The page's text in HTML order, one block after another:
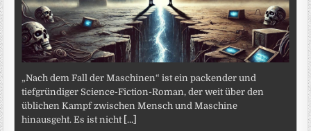
„Nach dem Fall der Maschinen“ ist ein packender und
tiefgründiger Science-Fiction-Roman, der weit über den
üblichen Kampf zwischen Mensch und Maschine
hinausgeht. Es ist nicht [...]